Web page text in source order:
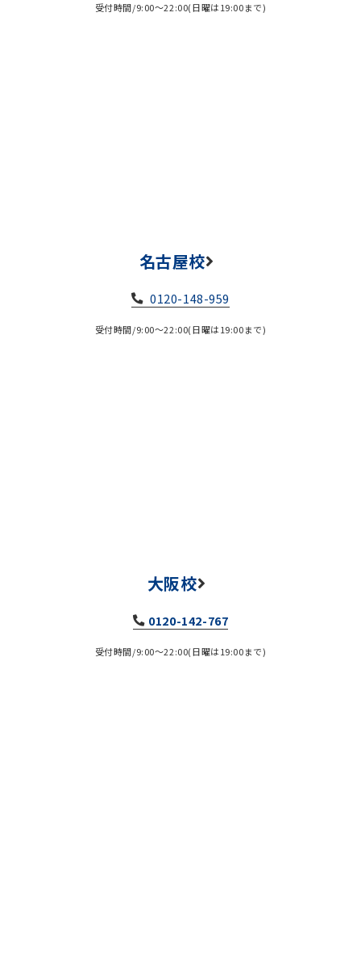
受付時間/9:00～22:00(日曜は19:00まで)
名古屋校
0120-148-959
受付時間/9:00～22:00(日曜は19:00まで)
大阪校
0120-142-767
受付時間/9:00～22:00(日曜は19:00まで)